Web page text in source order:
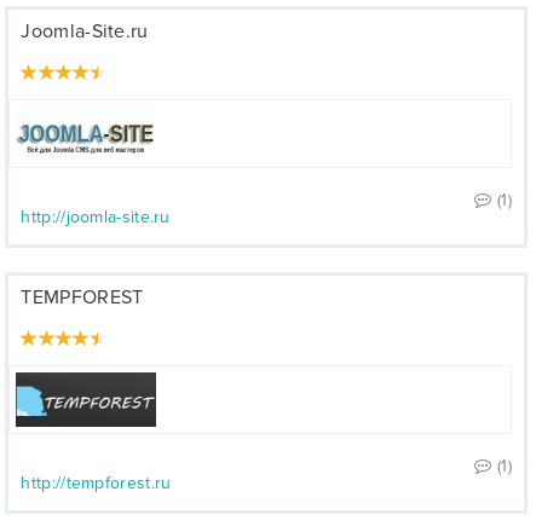
Joomla-Site.ru
(1)
http://joomla-site.ru
TEMPFOREST
(1)
http://tempforest.ru